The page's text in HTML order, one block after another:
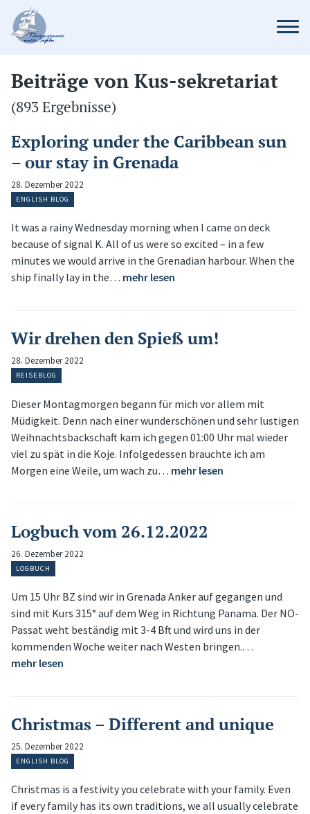
Beiträge von Kus-sekretariat
(893 Ergebnisse)
Exploring under the Caribbean sun
– our stay in Grenada
28. Dezember 2022
ENGLISH BLOG
It was a rainy Wednesday morning when I came on deck
because of signal K. All of us were so excited – in a few
minutes we would arrive in the Grenadian harbour. When the
ship finally lay in the… mehr lesen
Wir drehen den Spieß um!
28. Dezember 2022
REISEBLOG
Dieser Montagmorgen begann für mich vor allem mit
Müdigkeit. Denn nach einer wunderschönen und sehr lustigen
Weihnachtsbackschaft kam ich gegen 01:00 Uhr mal wieder
viel zu spät in die Koje. Infolgedessen brauchte ich am
Morgen eine Weile, um wach zu… mehr lesen
Logbuch vom 26.12.2022
26. Dezember 2022
LOGBUCH
Um 15 Uhr BZ sind wir in Grenada Anker auf gegangen und
sind mit Kurs 315° auf dem Weg in Richtung Panama. Der NO-
Passat weht beständig mit 3-4 Bft und wird uns in der
kommenden Woche weiter nach Westen bringen.…
mehr lesen
Christmas – Different and unique
25. Dezember 2022
ENGLISH BLOG
Christmas is a festivity you celebrate with your family. Even
if every family has its own traditions, we all usually celebrate